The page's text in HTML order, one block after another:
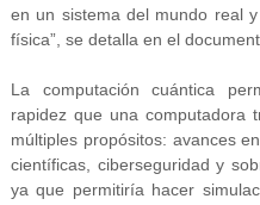
en un sistema del mundo real
física”, se detalla en el
La computación cuántica
rapidez que una computadora
múltiples propósitos: avances
científicas, ciberseguridad y
ya que permitiría hacer